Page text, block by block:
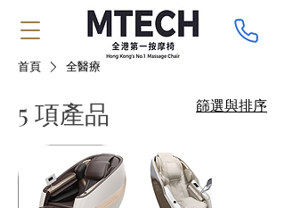
首頁 全醫療
5 項產品 篩選與排序